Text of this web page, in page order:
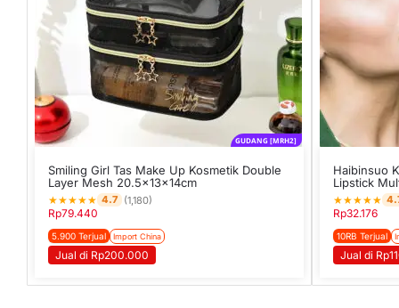
GUDANG [MRH2]
Smiling Girl Tas Make Up Kosmetik Double
Layer Mesh 20.5x13x14cm
★★★★★ 4.7 (1,180)
Rp79.440
5.900 Terjual Import China
Jual di Rp200.000
Haibinsuo
Lipstick
★★★★★
Rp32.176
10RB Terjual
Jual di